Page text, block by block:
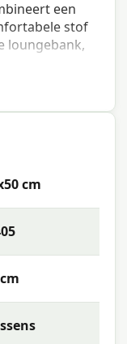
een
stof
loungebank,
Other fibers
cm